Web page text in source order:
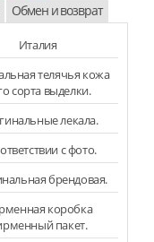
Обмен и возврат
Италия
телячья кожа
сорта выделки.
лекала.
с фото.
брендовая.
коробка
пакет.